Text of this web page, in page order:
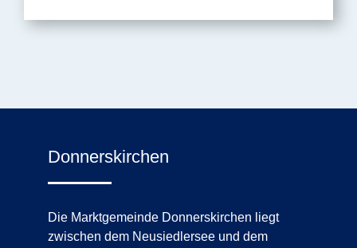
Donnerskirchen
Die Marktgemeinde Donnerskirchen liegt
zwischen dem Neusiedlersee und dem